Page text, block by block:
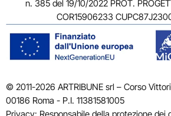
n. 385 del 19/10/2022 PROT.
COR15906233
© 2011-2026 ARTRIBUNE srl – Corso
00186 Roma - P.I. 11381581005